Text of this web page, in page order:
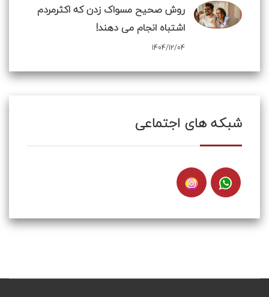
روش صحیح مسواک زدن که اکثرمردم
اشتباه انجام می دهند!
1404/12/04
شبکه های اجتماعی